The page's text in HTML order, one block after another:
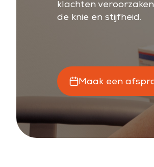
klachten
de knie en stijfheid.
Maak een